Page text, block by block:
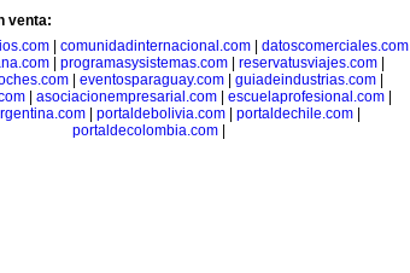
venta:
comunidadinternacional.com datoscomerciales.com
programasysistemas.com reservatusviajes.com
| eventosparaguay.com| guiadeindustrias.com|
| asociacionempresarial.com| escuelaprofesional.com|
| portaldebolivia.com| portaldechile.com|
portaldecolombia.com|